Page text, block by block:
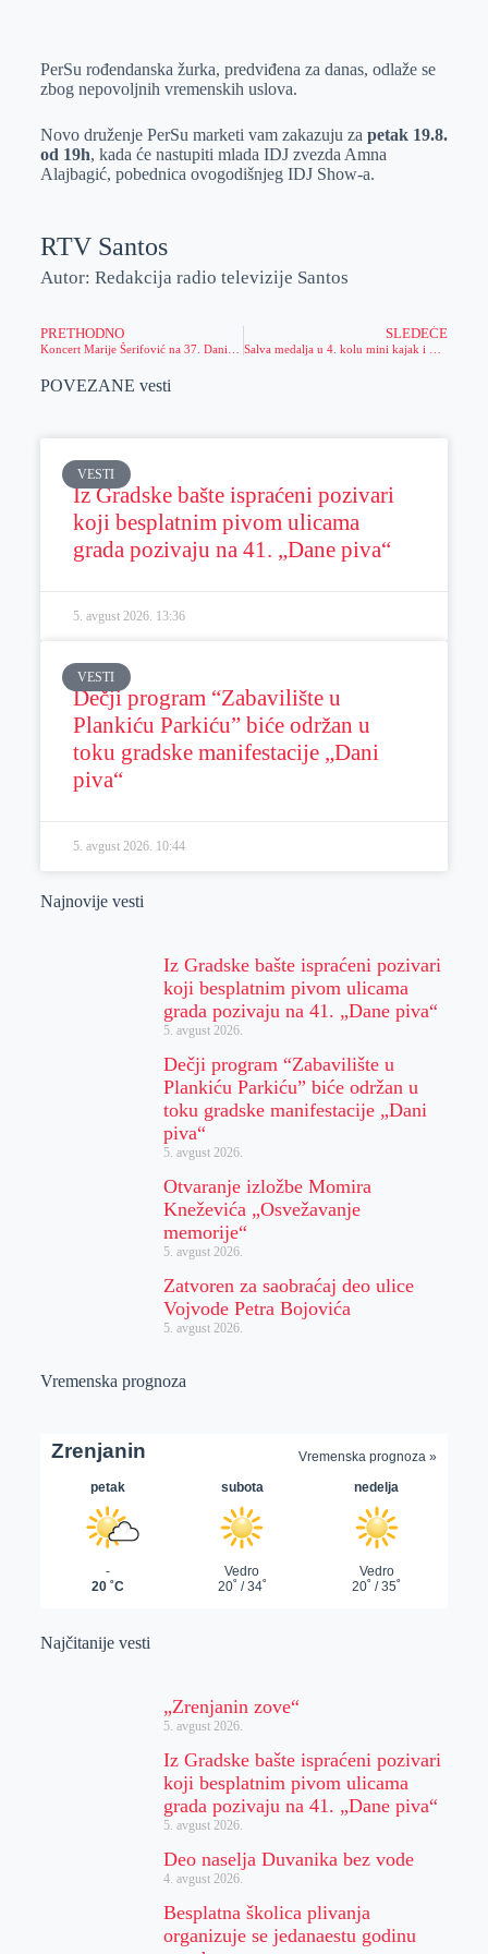
e
I
s
p
p
a
l
PerSu rođendanska žurka, predviđena za danas, odlaže se
zbog nepovoljnih vremenskih uslova.
Novo druženje PerSu marketi vam zakazuju za petak 19.8.
od 19h, kada će nastupiti mlada IDJ zvezda Amna
Alajbagić, pobednica ovogodišnjeg IDJ Show-a.
RTV Santos
Autor: Redakcija radio televizije Santos
PRETHODNO SLEDEĆE
POVEZANE vesti
VESTI
Iz Gradske bašte ispraćeni pozivari
koji besplatnim pivom ulicama
grada pozivaju na 41. „Dane piva“
5. avgust 2026. 13:36
VESTI
Dečji program “Zabavilište u
Plankiću Parkiću” biće održan u
toku gradske manifestacije „Dani
piva“
5. avgust 2026. 10:44
Najnovije vesti
Iz Gradske bašte ispraćeni pozivari
koji besplatnim pivom ulicama
grada pozivaju na 41. „Dane piva“
5. avgust 2026.
Dečji program “Zabavilište u
Plankiću Parkiću” biće održan u
toku gradske manifestacije „Dani
piva“
5. avgust 2026.
Otvaranje izložbe Momira
Kneževića „Osvežavanje
memorije“
5. avgust 2026.
Zatvoren za saobraćaj deo ulice
Vojvode Petra Bojovića
5. avgust 2026.
Vremenska prognoza
Najčitanije vesti
„Zrenjanin zove“
5. avgust 2026.
Iz Gradske bašte ispraćeni pozivari
koji besplatnim pivom ulicama
grada pozivaju na 41. „Dane piva“
5. avgust 2026.
Deo naselja Duvanika bez vode
4. avgust 2026.
Besplatna školica plivanja
organizuje se jedanaestu godinu